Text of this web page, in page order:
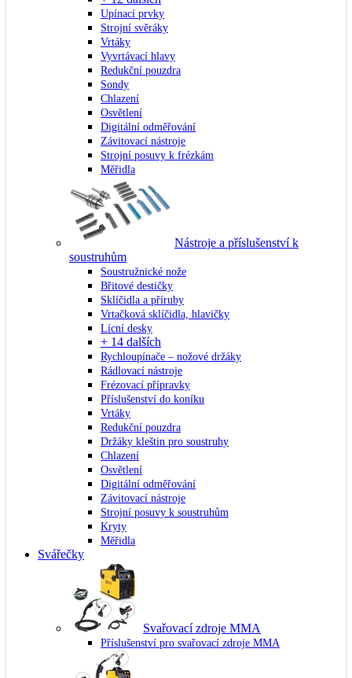
Upínací prvky
Strojní svěráky
Vrtáky
Vyvrtávací hlavy
Redukční pouzdra
Sondy
Chlazení
Osvětlení
Digitální odměřování
Závitovací nástroje
Strojní posuvy k frézkám
Měřidla
Nástroje a příslušenství k
soustruhům
Soustružnické nože
Břitové destičky
Sklíčidla a příruby
Vrtačková sklíčidla, hlavičky
Lícní desky
+ 14 dalších
Rychloupínače – nožové držáky
Rádlovací nástroje
Frézovací přípravky
Příslušenství do koníku
Vrtáky
Redukční pouzdra
Držáky kleštin pro soustruhy
Chlazení
Osvětlení
Digitální odměřování
Závitovací nástroje
Strojní posuvy k soustruhům
Kryty
Měřidla
Svářečky
Svařovací zdroje MMA
Příslušenství pro svařovací zdroje MMA